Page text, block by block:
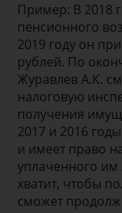
Пример: В 2018
пенсионного
2019 году он
рублей. По
Журавлев А.К.
налоговую
получения
2017 и 2016
и имеет право
уплаченного им
хватит, чтобы
сможет